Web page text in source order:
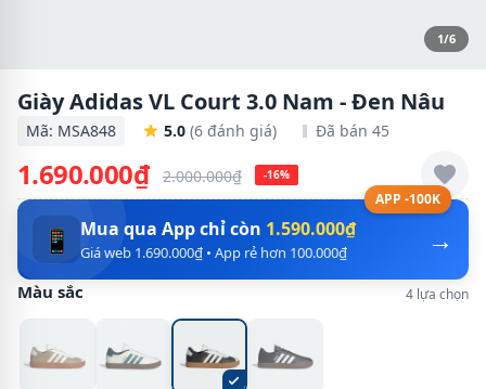
1/6
Giày Adidas VL Court 3.0 Nam - Đen Nâu
Mã: MSA848 5.0 (6 đánh giá) Đã bán 45
1.690.000₫ 2.000.000₫ -16%
APP -100K
→
📱 Mua qua App chỉ còn 1.590.000₫
Giá web 1.690.000₫ • App rẻ hơn 100.000₫
Màu sắc 4 lựa chọn